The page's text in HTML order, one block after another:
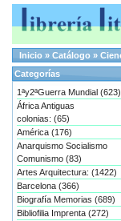
Inicio » Catálogo »
Categorías
1ªy2ªGuerra Mundial (623)
África Antiguas
colonias: (65)
América (176)
Anarquismo Socialismo
Comunismo (83)
Artes Arquitectura: (1422)
Barcelona (366)
Biografía Memorias (689)
Bibliofilia Imprenta (272)